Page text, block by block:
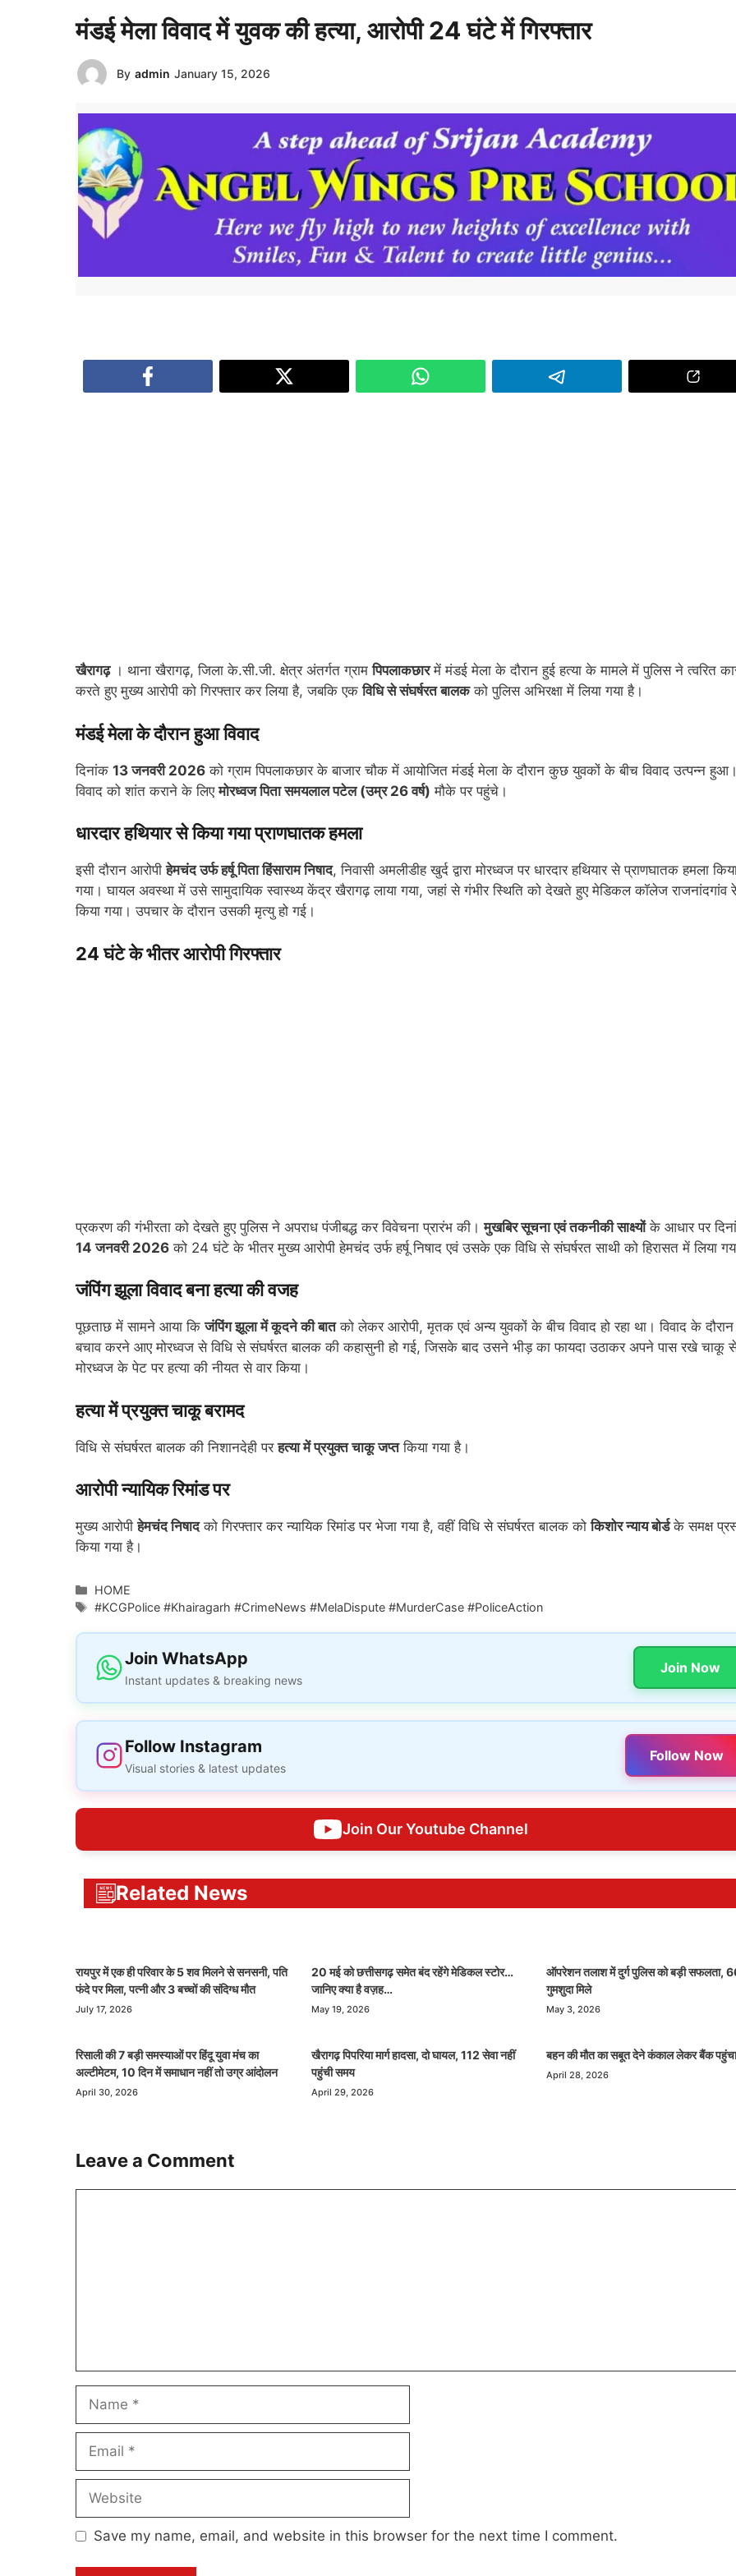
मंडई मेला विवाद में युवक की हत्या, आरोपी 24 घंटे में गिरफ्तार
By admin January 15, 2026
खैरागढ़। थाना खैरागढ़, जिला के.सी.जी. क्षेत्र अंतर्गत ग्रामपिपलाकछारमें मंडई मेला के दौरान हुई हत्या के मामले में पुलिस ने त्वरित
करते हुए मुख्य आरोपी को गिरफ्तार कर लिया है, जबकि एकविधि से संघर्षरत बालकको पुलिस अभिरक्षा में लिया गया है।
मंडई मेला के दौरान हुआ विवाद
दिनांक 13 जनवरी 2026 को ग्राम पिपलाकछार के बाजार चौक में आयोजित मंडई मेला के दौरान कुछ युवकों के बीच विवाद उत्पन्न
विवाद को शांत कराने के लिएमोरध्वज पिता समयलाल पटेल (उम्र 26 वर्ष) मौके पर पहुंचे।
धारदार हथियार से किया गया प्राणघातक हमला
इसी दौरान आरोपीहेमचंद उर्फ हर्षू पिता हिंसाराम निषाद, निवासी अमलीडीह खुर्द द्वारा मोरध्वज पर धारदार हथियार से प्राणघातक हमला
गया। घायल अवस्था में उसे सामुदायिक स्वास्थ्य केंद्र खैरागढ़ लाया गया, जहां से गंभीर स्थिति को देखते हुए मेडिकल कॉलेज राजनांदगांव
किया गया। उपचार के दौरान उसकी मृत्यु हो गई।
24 घंटे के भीतर आरोपी गिरफ्तार
प्रकरण की गंभीरता को देखते हुए पुलिस ने अपराध पंजीबद्ध कर विवेचना प्रारंभ की।मुखबिर सूचना एवं तकनीकी साक्ष्योंके आधार पर
14 जनवरी 2026 को 24 घंटे के भीतर मुख्य आरोपी हेमचंद उर्फ हर्षू निषाद एवं उसके एक विधि से संघर्षरत साथी को हिरासत में लिया
जंपिंग झूला विवाद बना हत्या की वजह
पूछताछ में सामने आया किजंपिंग झूला में कूदने की बातको लेकर आरोपी, मृतक एवं अन्य युवकों के बीच विवाद हो रहा था। विवाद के
बचाव करने आए मोरध्वज से विधि से संघर्षरत बालक की कहासुनी हो गई, जिसके बाद उसने भीड़ का फायदा उठाकर अपने पास रखे चाकू
मोरध्वज के पेट पर हत्या की नीयत से वार किया।
हत्या में प्रयुक्त चाकू बरामद
विधि से संघर्षरत बालक की निशानदेही परहत्या में प्रयुक्त चाकू जप्तकिया गया है।
आरोपी न्यायिक रिमांड पर
मुख्य आरोपीहेमचंद निषादको गिरफ्तार कर न्यायिक रिमांड पर भेजा गया है, वहीं विधि से संघर्षरत बालक कोकिशोर न्याय बोर्डके समक्ष
किया गया है।
Categories
HOME
Tags
#KCGPolice #Khairagarh #CrimeNews #MelaDispute #MurderCase #PoliceAction
Join WhatsApp
Instant updates & breaking news
Join Now
Follow Instagram
Visual stories & latest updates
Follow Now
Join Our Youtube Channel
Related News
रायपुर में एक ही परिवार के 5 शव मिलने से सनसनी, पति
फंदे पर मिला, पत्नी और 3 बच्चों की संदिग्ध मौत
July 17, 2026
20 मई को छत्तीसगढ़ समेत बंद रहेंगे मेडिकल स्टोर…
जानिए क्या है वज़ह…
May 19, 2026
ऑपरेशन तलाश में दुर्ग पुलिस को बड़ी सफलता,
गुमशुदा मिले
May 3, 2026
रिसाली की 7 बड़ी समस्याओं पर हिंदू युवा मंच का
अल्टीमेटम, 10 दिन में समाधान नहीं तो उग्र आंदोलन
April 30, 2026
खैरागढ़ पिपरिया मार्ग हादसा, दो घायल, 112 सेवा नहीं
पहुंची समय
April 29, 2026
बहन की मौत का सबूत देने कंकाल लेकर बैंक
April 28, 2026
Leave a Comment
Save my name, email, and website in this browser for the next time I comment.